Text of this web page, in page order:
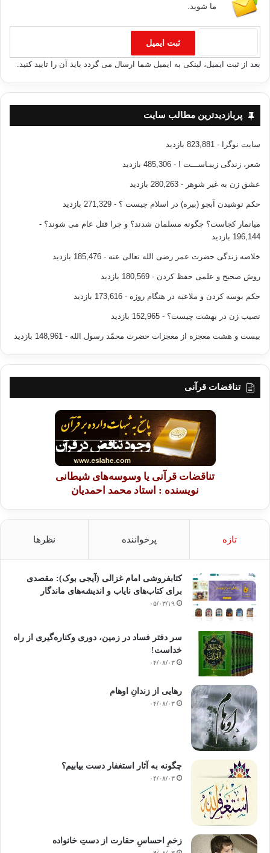
ما شوید.
بعد از ثبت ایمیل، لینکی به ایمیل شما ارسال می گردد باید آن را تایید کنید.
پربازدیدترین مطالب سایت
سایت نوگرا - 823,881 بازدید
شعر، زندگی زیبـاســـت ! - 485,306 بازدید
عشق زن به غیر شوهر - 280,263 بازدید
حکم نوشیدن آبجو (بیره) در اسلام چیست ؟ - 271,329 بازدید
میانمار کجاست؟ چگونه مسلمان شدند؟ و چرا قتل عام می شوند؟ -
196,144 بازدید
خلاصه زندگی حضرت عمر رضی الله تعالی عنه - 185,476 بازدید
روش صحیح و علمی حفظ کردن - 180,569 بازدید
حکم بوسه کردن و ملاعبه در هنگام روزه - 173,616 بازدید
نصیب زن در بهشت چیست؟ - 152,965 بازدید
بیست و هشت معجزه از معجزات حضرت محمّد رسول الله - 148,961 بازدید
تناقضات قرآنی
تناقضات قرآنی یا وسوسه‌های شیطانی
نویسنده : استاد محمد احمدیان
تازه پرخواننده نظرها
کتابفروشی امام غزالی (آیجی بوک): مقصدی
برای کتاب‌های نایاب و اندیشه‌های ماندگار
۰۵/۰۳/۱۹
سر دفتر فساد در زمین‌، دوری وکناره‌گیری از راه
خداست‌!
۰۴/۰۸/۰۳
رهایی از زندانِ اوهام
۰۴/۰۸/۰۳
چگونه به آثار استغفار دست بیابیم؟
۰۴/۰۸/۰۳
زخمِ احساسِ حقارت از دستِ خانواده